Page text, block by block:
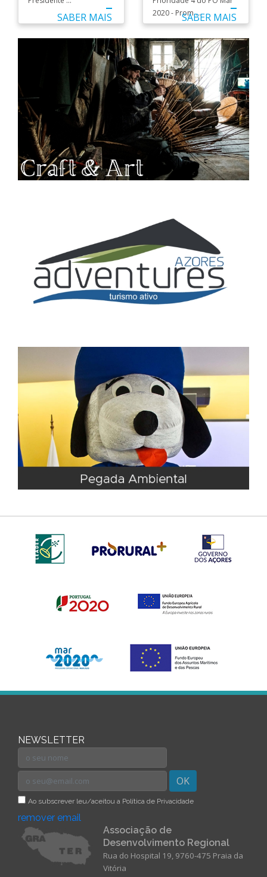
SABER MAIS
2020 - Prom ...SABER MAIS
NEWSLETTER
OK
Ao subscrever leu/aceitou a Política de Privacidade
remover email
Associação de
Desenvolvimento Regional
Rua do Hospital 19, 9760-475 Praia da
Vitória